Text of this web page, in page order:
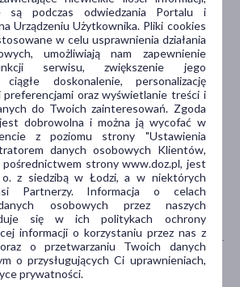
XENIVIT
WIEK
są podczas odwiedzania Portalu i
Urządzeniu Użytkownika. Pliki cookies
w celu usprawnienia działania
umożliwiają nam zapewnienie
serwisu, zwiększenie jego
ciągłe doskonalenie, personalizację
preferencjami oraz wyświetlanie treści i
do Twoich zainteresowań. Zgoda
dobrowolna i można ją wycofać w
z poziomu strony "Ustawienia
danych osobowych Klientów,
pośrednictwem strony www.doz.pl, jest
z siedzibą w Łodzi, a w niektórych
Partnerzy. Informacja o celach
osobowych przez naszych
się w ich politykach ochrony
informacji o korzystaniu przez nas z
o przetwarzaniu Twoich danych
o przysługujących Ci uprawnieniach,
prywatności.